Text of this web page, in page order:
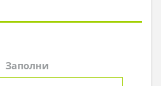
Заполни